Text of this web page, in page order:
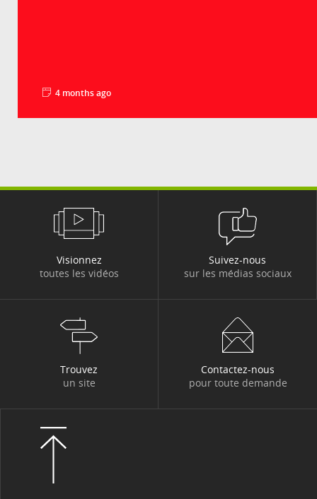
Avec les évolutions démographiques et la transition
4 months ago
Visionnez
toutes les vidéos
Suivez-nous
sur les médias sociaux
Trouvez
un site
Contactez-nous
pour toute demande